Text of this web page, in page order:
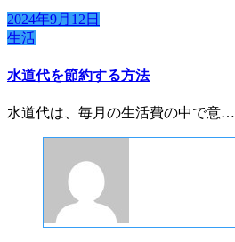
2024年9月12日
生活
水道代を節約する方法
水道代は、毎月の生活費の中で意…